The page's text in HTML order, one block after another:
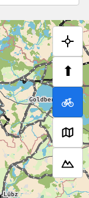
⬆